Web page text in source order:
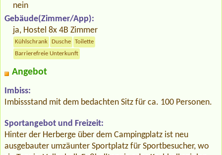
nein
Gebäude(Zimmer/App):
ja, Hostel 8x 4B Zimmer
Kühlschrank Dusche
Toilette
Barrierefreie Unterkunft
Angebot
Imbiss:
Imbissstand mit dem bedachten Sitz für ca. 100 Personen.
Sportangebot und Freizeit:
Hinter der Herberge über dem Campingplatz ist neu
ausgebauter umzäunter Sportplatz für Sportbesucher, wo